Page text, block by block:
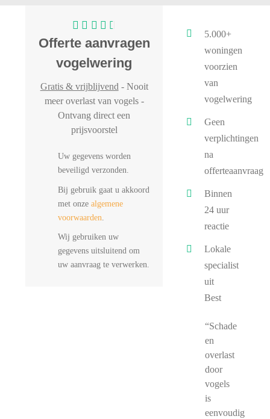
Offerte aanvragen
vogelwering
Gratis & vrijblijvend - Nooit
meer overlast van vogels -
Ontvang direct een
prijsvoorstel
Uw gegevens worden
beveiligd verzonden.
Bij gebruik gaat u akkoord
met onze algemene
voorwaarden
Wij gebruiken uw
gegevens uitsluitend om
uw aanvraag te verwerken.
5.000+
woningen
voorzien
van
vogelwering
Geen
verplichtingen
na
offerteaanvraag
Binnen
24 uur
reactie
Lokale
specialist
uit
Best
“Schade
en
overlast
door
vogels
is
eenvoudig